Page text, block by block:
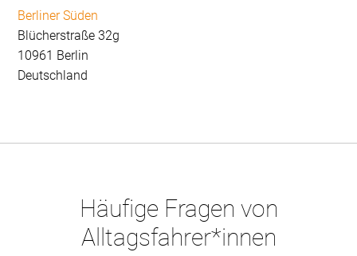
Berliner Süden
Blücherstraße 32g
10961 Berlin
Deutschland
Häufige Fragen von
Alltagsfahrer*innen